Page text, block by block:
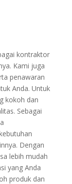
kontraktor
Kami juga
penawaran
Anda. Untuk
kokoh dan
Sebagai
Dengan
lebih mudah
yang Anda
produk dan